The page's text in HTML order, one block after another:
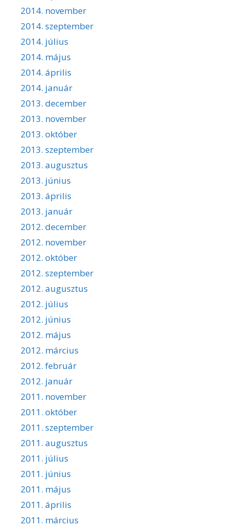
2014. november
2014. szeptember
2014. július
2014. május
2014. április
2014. január
2013. december
2013. november
2013. október
2013. szeptember
2013. augusztus
2013. június
2013. április
2013. január
2012. december
2012. november
2012. október
2012. szeptember
2012. augusztus
2012. július
2012. június
2012. május
2012. március
2012. február
2012. január
2011. november
2011. október
2011. szeptember
2011. augusztus
2011. július
2011. június
2011. május
2011. április
2011. március